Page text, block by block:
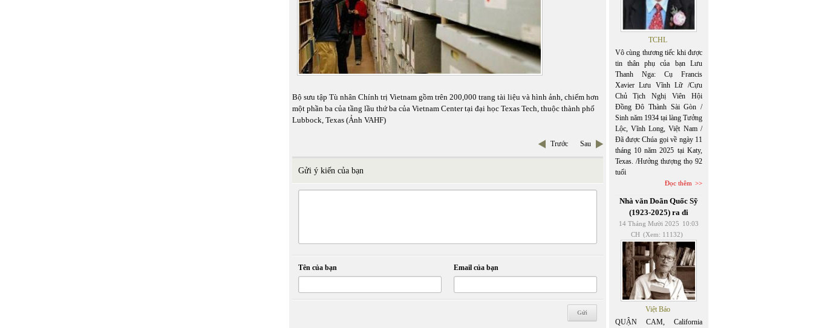
Bộ sưu tập Tù nhân Chính trị Vietnam gồm trên 200,000 trang tài liệu và hình ảnh, chiếm hơn
một phần ba của tầng lầu thứ ba của Vietnam Center tại đại học Texas Tech, thuộc thành phố
Lubbock, Texas (Ảnh VAHF)
Trước Sau
Gửi ý kiến của bạn
Tên của bạn Email của bạn
TCHL
Vô cùng thương tiếc khi được
tin thân phụ của bạn Lưu
Thanh Nga: Cụ Francis
Xavier Lưu Vĩnh Lữ /Cựu
Chủ Tịch Nghị Viên Hội
Đồng Đô Thành Sài Gòn /
Sinh năm 1934 tại làng Tưởng
Lộc, Vĩnh Long, Việt Nam /
Đã được Chúa gọi về ngày 11
tháng 10 năm 2025 tại Katy,
Texas. /Hưởng thượng thọ 92
tuổi
Đọc thêm
Nhà văn Doãn Quốc Sỹ
(1923-2025) ra đi
14 Tháng Mười 2025 10:03
CH (Xem: 11132)
Việt Báo
QUẬN CAM, California